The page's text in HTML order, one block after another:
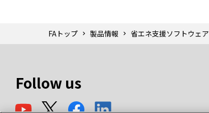
FAトップ 製品情報 省エネ支援ソフトウェア
Follow us